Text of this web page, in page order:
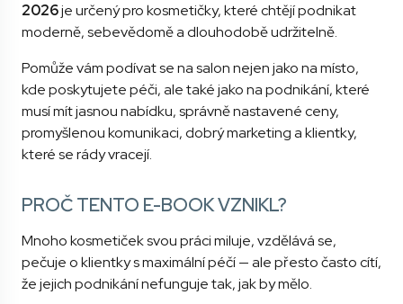
2026je určený pro kosmetičky, které chtějí podnikat
moderně, sebevědomě a dlouhodobě udržitelně.
Pomůže vám podívat se na salon nejen jako na místo,
kde poskytujete péči, ale také jako na podnikání, které
musí mít jasnou nabídku, správně nastavené ceny,
promyšlenou komunikaci, dobrý marketing a klientky,
které se rády vracejí.
PROČ TENTO E-BOOK VZNIKL?
Mnoho kosmetiček svou práci miluje, vzdělává se,
pečuje o klientky s maximální péčí — ale přesto často cítí,
že jejich podnikání nefunguje tak, jak by mělo.